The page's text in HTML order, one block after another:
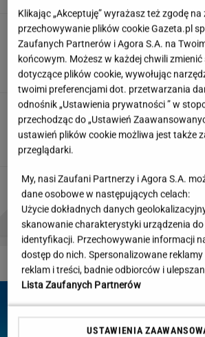
jego wujka milionera".
mikrodramy
SUBSKRYPCJA
Jeździłem
może zastąpić diesla.
DZIEJE SIĘ!
Autorzy:
DANIEL
MAIKOWSKI
MARTA
NOWAK
PROBLEMY POLSKICH SIATKARZY ZNAK Z '30'
Klikając „Akceptuję” wyrażasz też zgodę
przechowywanie plików cookie Gazeta.pl
Zaufanych Partnerów i Agora S.A. na
końcowym. Możesz w każdej chwili
dotyczące plików cookie, wywołując
twoimi preferencjami dot. przetwarzania
odnośnik „Ustawienia prywatności ” w
przechodząc do „Ustawień
ustawień plików cookie możliwa jest także
przeglądarki.
My, nasi Zaufani Partnerzy i Agora S.A.
dane osobowe w następujących celach:
Użycie dokładnych danych
skanowanie charakterystyki urządzenia do
identyfikacji. Przechowywanie informacji
dostęp do nich. Spersonalizowane
reklam i treści, badnie odbiorców i
Lista Zaufanych Partnerów
USTAWIENIA